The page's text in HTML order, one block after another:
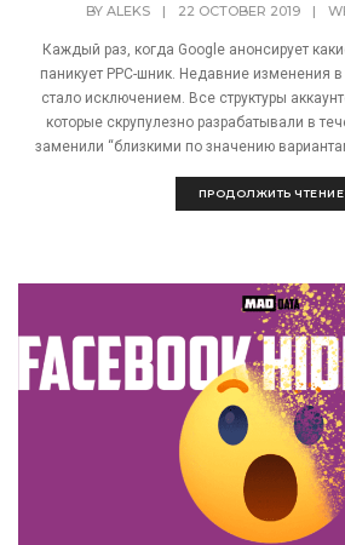
BY ALEKS | 22 OCTOBER 2019 |
Каждый раз, когда Google анонсирует
паникует PPC-шник. Недавние изменения в
стало исключением. Все структуры
которые скрупулезно разрабатывали в
заменили “близкими по значению
ПРОДОЛЖИТЬ ЧТЕНИЕ